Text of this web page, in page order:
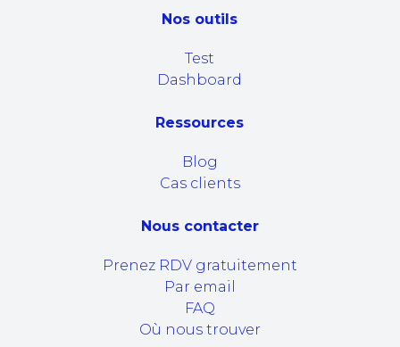
Nos outils
Test
Dashboard
Ressources
Blog
Cas clients
Nous contacter
Prenez RDV gratuitement
Par email
FAQ
Où nous trouver